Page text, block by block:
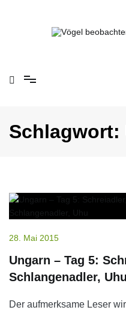
Schlagwort:
28. Mai 2015
Ungarn – Tag 5:
Schlangenadler, Uhu
Der aufmerksame Leser